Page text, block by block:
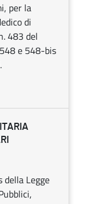
per la
di
483 del
e 548-bis
della Legge